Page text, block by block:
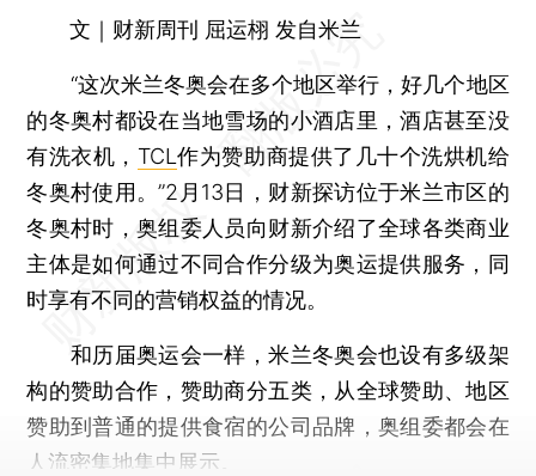
文｜财新周刊 屈运栩 发自米兰
“这次米兰冬奥会在多个地区举行，好几个地区
的冬奥村都设在当地雪场的小酒店里，酒店甚至没
有洗衣机， TCL 作为赞助商提供了几十个洗烘机给
冬奥村使用。”2月13日，财新探访位于米兰市区的
冬奥村时，奥组委人员向财新介绍了全球各类商业
主体是如何通过不同合作分级为奥运提供服务，同
时享有不同的营销权益的情况。
和历届奥运会一样，米兰冬奥会也设有多级架
构的赞助合作，赞助商分五类，从全球赞助、地区
赞助到普通的提供食宿的公司品牌，奥组委都会在
人流密集地集中展示。